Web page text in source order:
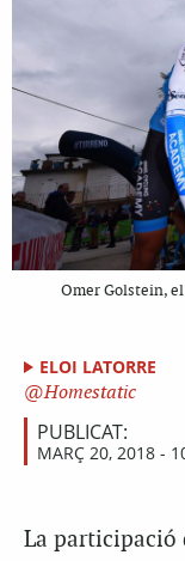
Omer Golstein,
ELOI LATORRE
Homestatic
PUBLICAT:
MARÇ 20, 2018 -
La participació